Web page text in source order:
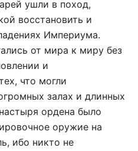
ушли в поход,
восстановить и
Империума.
от мира к миру без
и
что могли
залах и длинных
ордена было
оружие на
ибо никто не